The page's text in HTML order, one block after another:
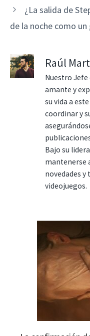
¿La salida de
de la noche como un
Raúl
Nuestro Jefe
amante y
su vida a
coordinar y
Bajo su
mantenerse
novedades y
videojuegos.